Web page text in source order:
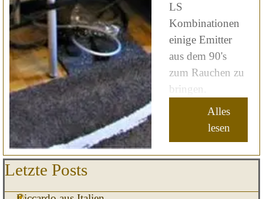
LS
Kombinationen
einige Emitter
aus dem 90's
zum Rauchen zu
bringen.
Alles
lesen
Block überspringen Letzte Posts
Letzte Posts